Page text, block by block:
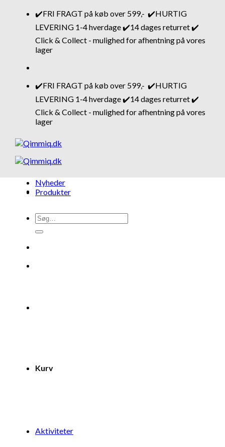
Fortsæt
✔️FRI FRAGT på køb over 599,- ✔️HURTIG
LEVERING 1-4 hverdage ✔️14 dages returret ✔️
Click & Collect - mulighed for afhentning på vores
lager
✔️FRI FRAGT på køb over 599,- ✔️HURTIG
LEVERING 1-4 hverdage ✔️14 dages returret ✔️
Click & Collect - mulighed for afhentning på vores
lager
Søg
efter:
Kurv
Nyheder
Produkter
Aktiviteter